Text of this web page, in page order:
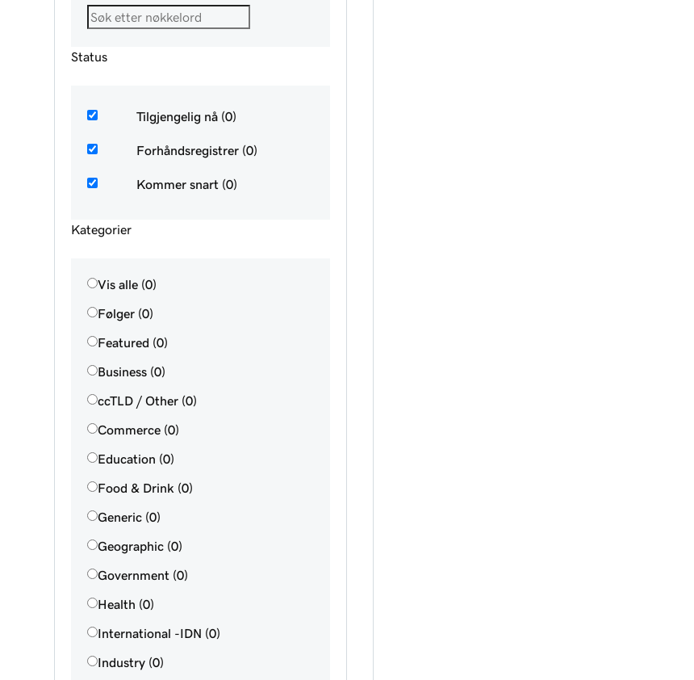
Status
Tilgjengelig nå (0)
Forhåndsregistrer (0)
Kommer snart (0)
Kategorier
Vis alle (0)
Følger (0)
Featured (0)
Business (0)
ccTLD / Other (0)
Commerce (0)
Education (0)
Food & Drink (0)
Generic (0)
Geographic (0)
Government (0)
Health (0)
International -IDN (0)
Industry (0)